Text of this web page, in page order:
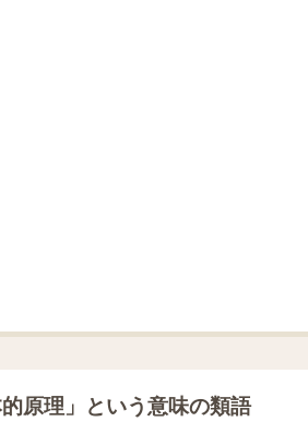
原理」という意味の類語